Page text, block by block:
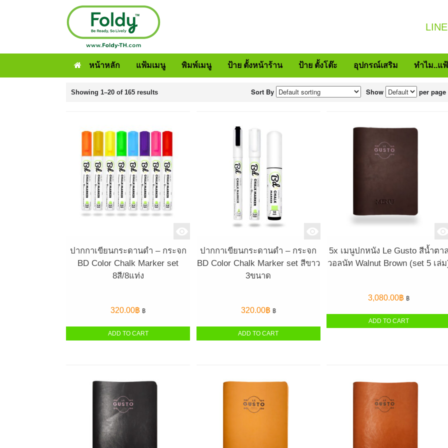
หน้าหลัก แฟ้มเมนู พิมพ์เมนู ป้าย ตั้งหน้าร้าน ป้าย ตั้งโต๊ะ อุปกรณ์เสริม ทำไม..แ
Showing 1–20 of 165 results Sort By Show per page
ปากกาเขียนกระดานดำ – กระจก
BD Color Chalk Marker set
8สี/8แท่ง
320.00฿ ฿
ADD TO CART
ปากกาเขียนกระดานดำ – กระจก
BD Color Chalk Marker set สีขาว
3ขนาด
320.00฿ ฿
ADD TO CART
5x เมนูปกหนัง Le Gusto สีน้ำตา
วอลนัท Walnut Brown (set 5 เล่
3,080.00฿ ฿
ADD TO CART